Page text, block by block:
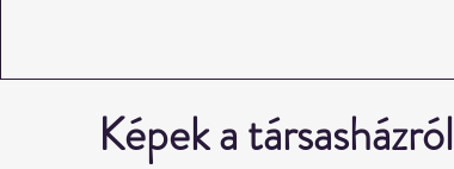
Képek a társasházról